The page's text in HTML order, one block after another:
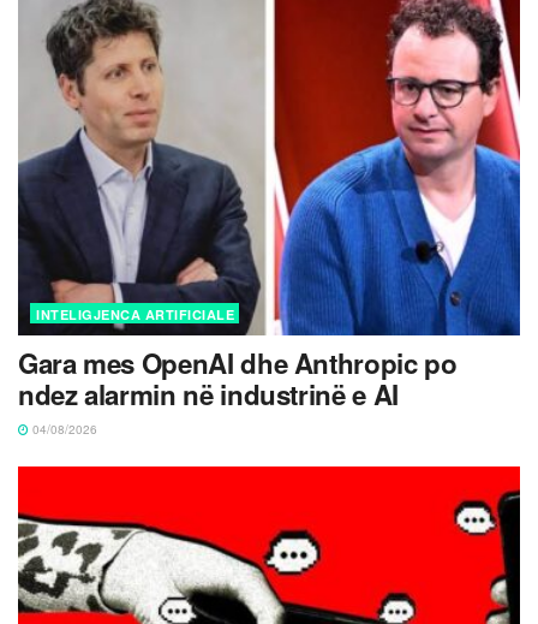
INTELIGJENCA ARTIFICIALE
Gara mes OpenAI dhe Anthropic po
ndez alarmin në industrinë e AI
04/08/2026